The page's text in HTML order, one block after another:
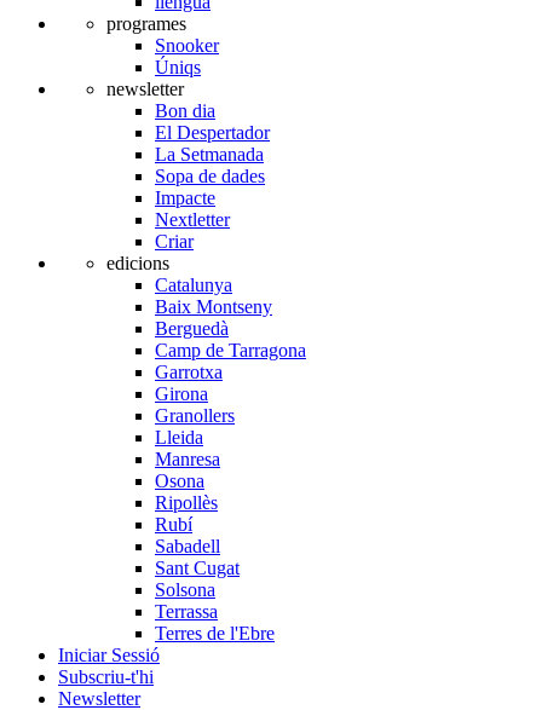
programes
Snooker
Úniqs
newsletter
Bon dia
El Despertador
La Setmanada
Sopa de dades
Impacte
Nextletter
Criar
edicions
Catalunya
Baix Montseny
Berguedà
Camp de Tarragona
Garrotxa
Girona
Granollers
Lleida
Manresa
Osona
Ripollès
Rubí
Sabadell
Sant Cugat
Solsona
Terrassa
Terres de l'Ebre
Iniciar Sessió
Subscriu-t'hi
Newsletter